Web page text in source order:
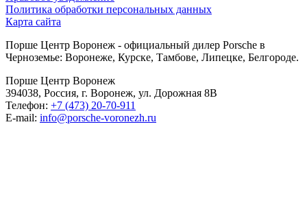
Политика обработки персональных данных
Карта сайта
Порше Центр Воронеж - официальный дилер Porsche в
Черноземье: Воронеже, Курске, Тамбове, Липецке, Белгороде.
Порше Центр Воронеж
394038, Россия, г. Воронеж, ул. Дорожная 8В
Телефон: +7 (473) 20-70-911
E-mail: info@porsche-voronezh.ru